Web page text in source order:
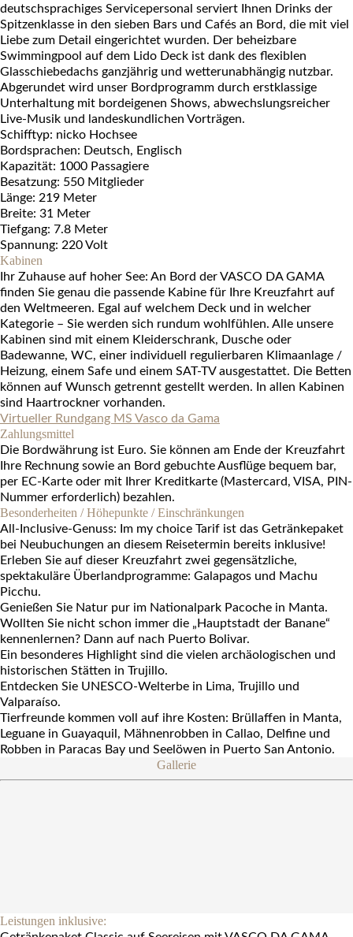
deutschsprachiges Servicepersonal serviert Ihnen Drinks der
Spitzenklasse in den sieben Bars und Cafés an Bord, die mit viel
Liebe zum Detail eingerichtet wurden. Der beheizbare
Swimmingpool auf dem Lido Deck ist dank des flexiblen
Glasschiebedachs ganzjährig und wetterunabhängig nutzbar.
Abgerundet wird unser Bordprogramm durch erstklassige
Unterhaltung mit bordeigenen Shows, abwechslungsreicher
Live-Musik und landeskundlichen Vorträgen.
Schifftyp: nicko Hochsee
Bordsprachen: Deutsch, Englisch
Kapazität: 1000 Passagiere
Besatzung: 550 Mitglieder
Länge: 219 Meter
Breite: 31 Meter
Tiefgang: 7.8 Meter
Spannung: 220 Volt
Kabinen
Ihr Zuhause auf hoher See: An Bord der VASCO DA GAMA
finden Sie genau die passende Kabine für Ihre Kreuzfahrt auf
den Weltmeeren. Egal auf welchem Deck und in welcher
Kategorie – Sie werden sich rundum wohlfühlen. Alle unsere
Kabinen sind mit einem Kleiderschrank, Dusche oder
Badewanne, WC, einer individuell regulierbaren Klimaanlage /
Heizung, einem Safe und einem SAT-TV ausgestattet. Die Betten
können auf Wunsch getrennt gestellt werden. In allen Kabinen
sind Haartrockner vorhanden.
Virtueller Rundgang MS Vasco da Gama
Zahlungsmittel
Die Bordwährung ist Euro. Sie können am Ende der Kreuzfahrt
Ihre Rechnung sowie an Bord gebuchte Ausflüge bequem bar,
per EC-Karte oder mit Ihrer Kreditkarte (Mastercard, VISA, PIN-
Nummer erforderlich) bezahlen.
Besonderheiten / Höhepunkte / Einschränkungen
All-Inclusive-Genuss: Im my choice Tarif ist das Getränkepaket
bei Neubuchungen an diesem Reisetermin bereits inklusive!
Erleben Sie auf dieser Kreuzfahrt zwei gegensätzliche,
spektakuläre Überlandprogramme: Galapagos und Machu
Picchu.
Genießen Sie Natur pur im Nationalpark Pacoche in Manta.
Wollten Sie nicht schon immer die „Hauptstadt der Banane“
kennenlernen? Dann auf nach Puerto Bolivar.
Ein besonderes Highlight sind die vielen archäologischen und
historischen Stätten in Trujillo.
Entdecken Sie UNESCO-Welterbe in Lima, Trujillo und
Valparaíso.
Tierfreunde kommen voll auf ihre Kosten: Brüllaffen in Manta,
Leguane in Guayaquil, Mähnenrobben in Callao, Delfine und
Robben in Paracas Bay und Seelöwen in Puerto San Antonio.
Gallerie
Leistungen inklusive: